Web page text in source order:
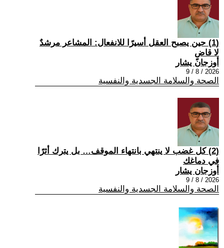
(1) حين يصبح العقل أسيرًا للانفعال: المشاعر مرشدٌ
لا قاضٍ
أوزجان يشار
2026 / 8 / 9
الصحة والسلامة الجسدية والنفسية
(2) كل غضب لا ينتهي بانتهاء الموقف… بل يترك أثرًا
في دماغك
أوزجان يشار
2026 / 8 / 9
الصحة والسلامة الجسدية والنفسية